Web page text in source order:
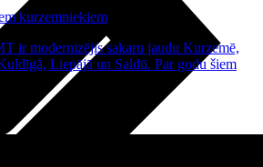
kurzemniekiem
ir modernizējis sakaru jaudu Kurzemē,
Liepājā un Saldū. Par godu šiem